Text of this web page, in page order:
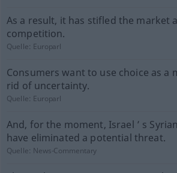
As a result, it has stifled the market
competition.
Quelle: Europarl
Consumers want to use choice as a
rid of uncertainty.
Quelle: Europarl
And, for the moment, Israel ’ s
have eliminated a potential threat.
Quelle: News-Commentary